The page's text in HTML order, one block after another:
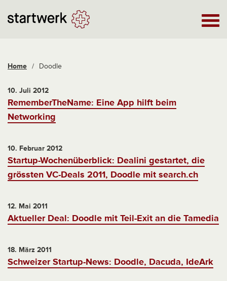
Home / Doodle
10. Juli 2012
RememberTheName: Eine App hilft beim
Networking
10. Februar 2012
Startup-Wochenüberblick: Dealini gestartet, die
grössten VC-Deals 2011, Doodle mit search.ch
12. Mai 2011
Aktueller Deal: Doodle mit Teil-Exit an die Tamedia
18. März 2011
Schweizer Startup-News: Doodle, Dacuda, IdeArk